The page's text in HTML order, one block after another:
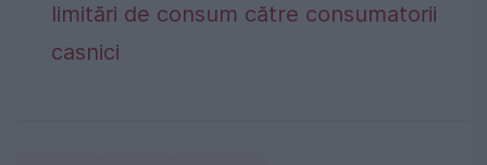
limitări de consum către consumatorii
casnici